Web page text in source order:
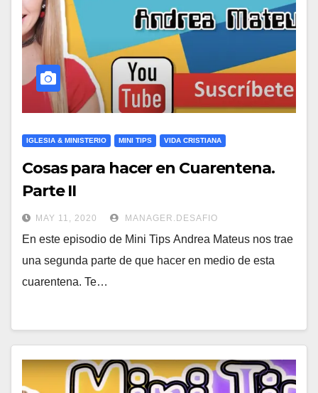
IGLESIA & MINISTERIO MINI TIPS VIDA CRISTIANA
Cosas para hacer en Cuarentena.
Parte II
MAY 11, 2020 MANAGER.DESAFIO
En este episodio de Mini Tips Andrea Mateus nos trae
una segunda parte de que hacer en medio de esta
cuarentena. Te…